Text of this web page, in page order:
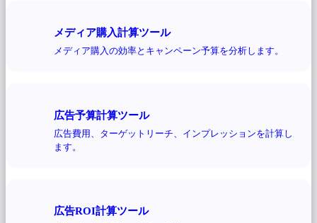
メディア購入計算ツール
メディア購入の効率とキャンペーン予算を分析します。
広告予算計算ツール
広告費用、ターゲットリーチ、インプレッションを計算し
ます。
広告ROI計算ツール